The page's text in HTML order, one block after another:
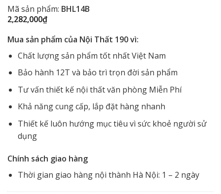
Mã sản phẩm: BHL14B
2,282,000₫
Mua sản phẩm của Nội Thất 190 vì:
Chất lượng sản phẩm tốt nhất Việt Nam
Bảo hành 12T và bảo trì trọn đời sản phẩm
Tư vấn thiết kế nội thất văn phòng Miễn Phí
Khả năng cung cấp, lắp đặt hàng nhanh
Thiết kế luôn hướng mục tiêu vì sức khoẻ người sử
dụng
Chính sách giao hàng
Thời gian giao hàng nội thành Hà Nội: 1 – 2 ngày